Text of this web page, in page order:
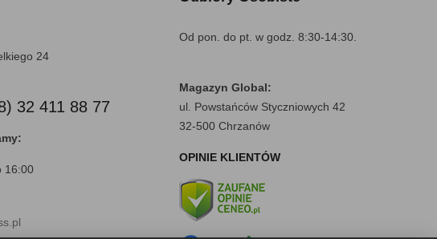
24
32 411 88 77
16:00
Od pon. do pt. w godz. 8:30-14:30.
Magazyn Global:
ul. Powstańców Styczniowych 42
32-500 Chrzanów
OPINIE KLIENTÓW